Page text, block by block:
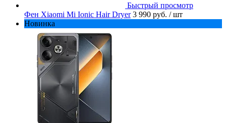
Быстрый просмотр
Фен Xiaomi Mi Ionic Hair Dryer 3 990 руб. / шт
Новинка